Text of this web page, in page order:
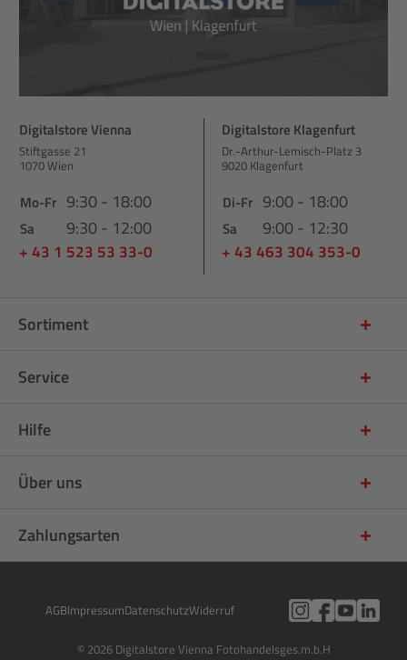
Digitalstore Vienna
Stiftgasse 21
1070 Wien
Mo-Fr 9:30 - 18:00
Sa 9:30 - 12:00
+ 43 1 523 53 33-0
Digitalstore Klagenfurt
Dr.-Arthur-Lemisch-Platz 3
9020 Klagenfurt
Di-Fr 9:00 - 18:00
Sa 9:00 - 12:30
+ 43 463 304 353-0
Sortiment
Service
Hilfe
Über uns
Zahlungsarten
AGBImpressumDatenschutzWiderruf
© 2026 Digitalstore Vienna Fotohandelsges.m.b.H